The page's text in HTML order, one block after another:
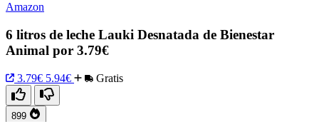
Amazon
6 litros de leche Lauki Desnatada de Bienestar
Animal por 3.79€
3.79€ 5.94€ Gratis
899